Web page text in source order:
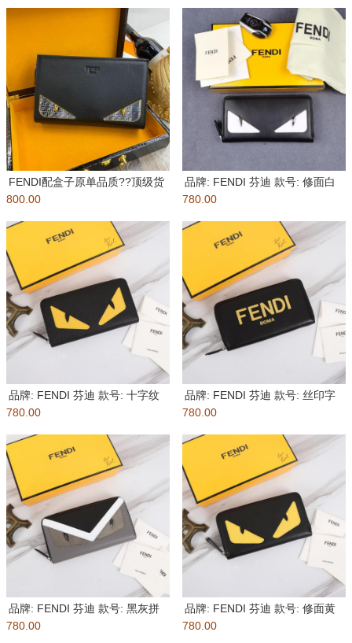
FENDI配盒子原单品质??顶级货
芬迪手包??经典火爆出货
800.00
品牌: FENDI 芬迪 款号: 修面白
贴单拉 货号
780.00
品牌: FENDI 芬迪 款号: 十字纹
黄贴单
780.00
品牌: FENDI 芬迪 款号: 丝印字
母单拉
780.00
品牌: FENDI 芬迪 款号: 黑灰拼
单拉
780.00
品牌: FENDI 芬迪 款号: 修面黄
贴单拉
780.00